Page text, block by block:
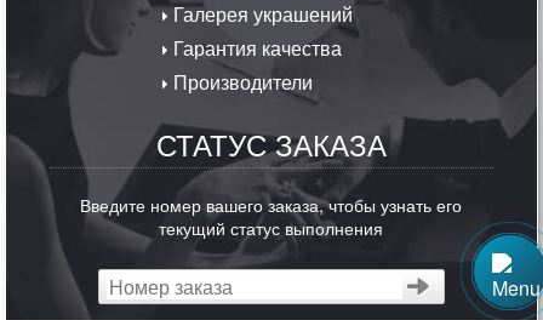
Галерея украшений
Гарантия качества
Производители
СТАТУС ЗАКАЗА
Введите номер вашего заказа, чтобы узнать его
текущий статус выполнения